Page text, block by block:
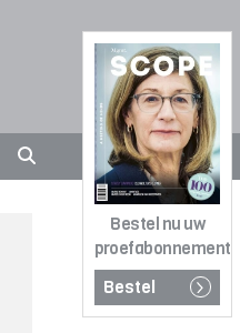
Bestel nu uw
proefabonnement
Bestel